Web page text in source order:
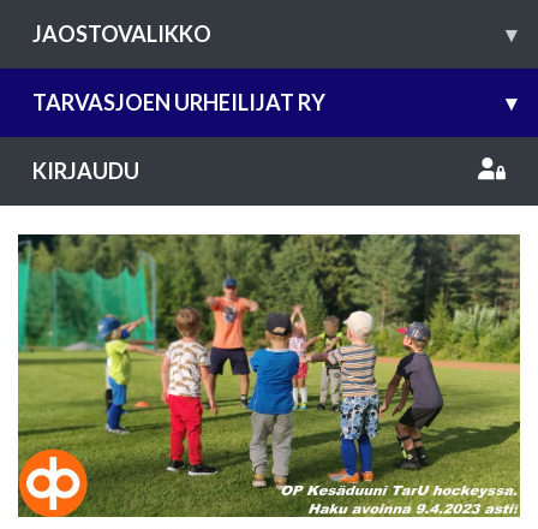
JAOSTOVALIKKO ▾
TARVASJOEN URHEILIJAT RY ▾
KIRJAUDU